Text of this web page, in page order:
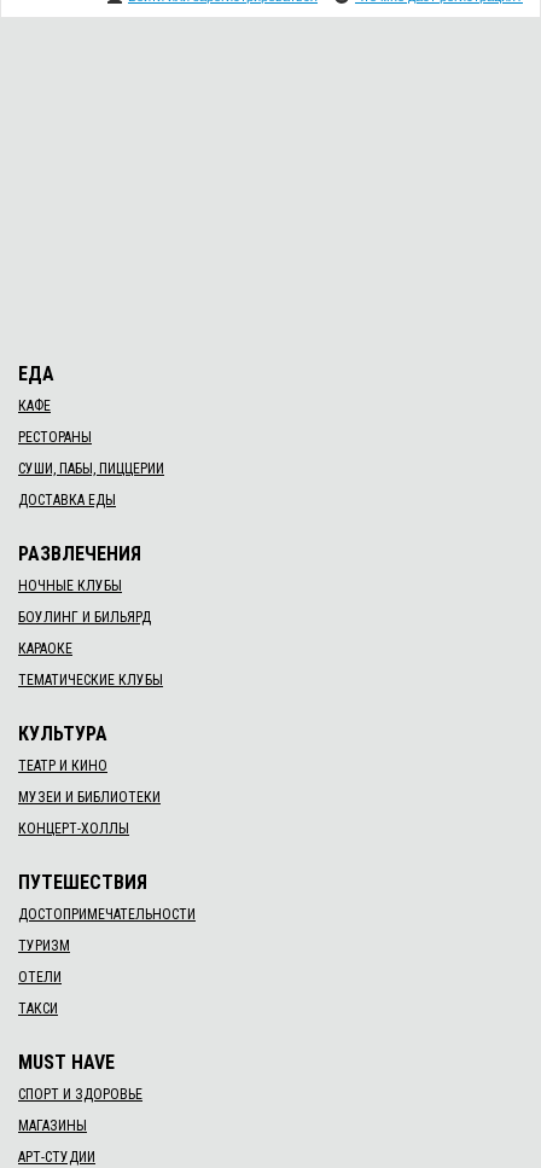
ЕДА
КАФЕ
РЕСТОРАНЫ
СУШИ, ПАБЫ, ПИЦЦЕРИИ
ДОСТАВКА ЕДЫ
РАЗВЛЕЧЕНИЯ
НОЧНЫЕ КЛУБЫ
БОУЛИНГ И БИЛЬЯРД
КАРАОКЕ
ТЕМАТИЧЕСКИЕ КЛУБЫ
КУЛЬТУРА
ТЕАТР И КИНО
МУЗЕИ И БИБЛИОТЕКИ
КОНЦЕРТ-ХОЛЛЫ
ПУТЕШЕСТВИЯ
ДОСТОПРИМЕЧАТЕЛЬНОСТИ
ТУРИЗМ
ОТЕЛИ
ТАКСИ
MUST HAVE
СПОРТ И ЗДОРОВЬЕ
МАГАЗИНЫ
АРТ-СТУДИИ